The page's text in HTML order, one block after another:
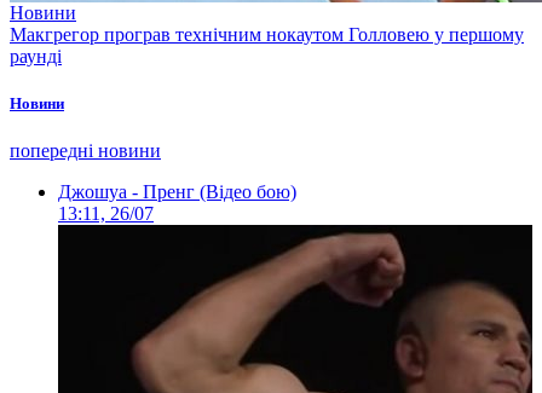
Новини
Макгрегор програв технічним нокаутом Голловею у першому
раунді
Новини
попередні новини
Джошуа - Пренг (Відео бою)
13:11, 26/07